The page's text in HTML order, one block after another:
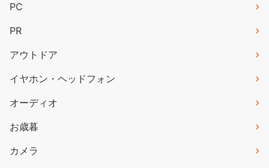
PC
PR
アウトドア
イヤホン・ヘッドフォン
オーディオ
お歳暮
カメラ